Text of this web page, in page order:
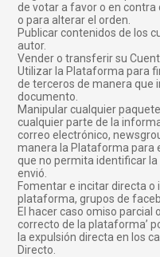
de votar a favor o en contra
o para alterar el orden.
Publicar contenidos de los
autor.
Vender o transferir su
Utilizar la Plataforma para
de terceros de manera que
documento.
Manipular cualquier
cualquier parte de la
correo electrónico,
manera la Plataforma para
que no permita identificar
envió.
Fomentar e incitar directa
plataforma, grupos de
El hacer caso omiso parcial
correcto de la plataforma’
la expulsión directa en los
Directo.